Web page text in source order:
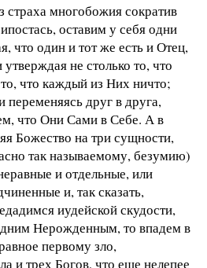
страха многобожия сократив
оставим у себя одни
что один и тот же есть и Отец,
не столько то, что
что каждый из Них ничто;
переменяясь друг в друга,
что Они Сами в Себе. А в
Божество на три сущности,
так называемому, безумию)
и отдельные, или
и, так сказать,
иудейской скудости,
Нерожденным, то впадем в
первому зло,
и трех Богов, что еще нелепее